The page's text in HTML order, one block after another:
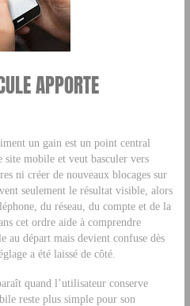
APPORTE
un gain est un point central
mobile et veut basculer vers
ni créer de nouveaux blocages sur
seulement le résultat visible, alors
du réseau, du compte et de la
cet ordre aide à comprendre
départ mais devient confuse dès
a été laissé de côté.
quand l’utilisateur conserve
reste plus simple pour son